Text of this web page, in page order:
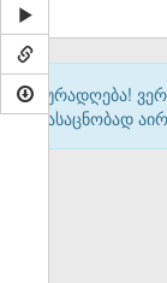
ყურადღება!
გასაცნობად